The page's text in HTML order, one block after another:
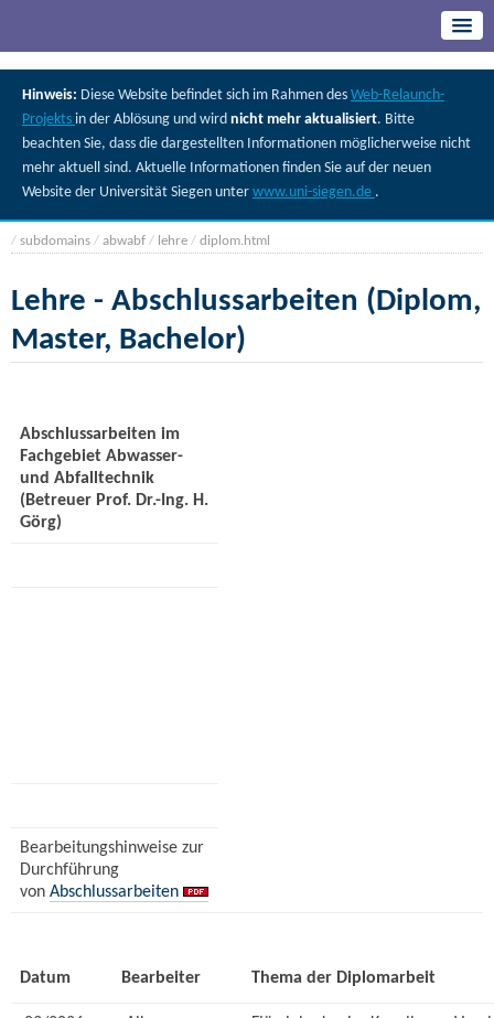
Hinweis: Diese Website befindet sich im Rahmen des Web-Relaunch-
Projekts in der Ablösung und wird nicht mehr aktualisiert. Bitte
beachten Sie, dass die dargestellten Informationen möglicherweise nicht
mehr aktuell sind. Aktuelle Informationen finden Sie auf der neuen
Website der Universität Siegen unter www.uni-siegen.de .
/ subdomains / abwabf / lehre / diplom.html
Lehre - Abschlussarbeiten (Diplom,
Master, Bachelor)
Abschlussarbeiten im
Fachgebiet Abwasser-
und Abfalltechnik
(Betreuer Prof. Dr.-Ing. H.
Görg)
Bearbeitungshinweise zur
Durchführung
von Abschlussarbeiten
Datum Bearbeiter Thema der Diplomarbeit